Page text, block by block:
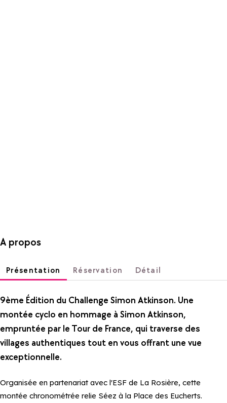
A propos
Présentation Réservation Détail
9ème Édition du Challenge Simon Atkinson. Une
montée cyclo en hommage à Simon Atkinson,
empruntée par le Tour de France, qui traverse des
villages authentiques tout en vous offrant une vue
exceptionnelle.
Organisée en partenariat avec l'ESF de La Rosière, cette
montée chronométrée relie Séez à la Place des Eucherts.